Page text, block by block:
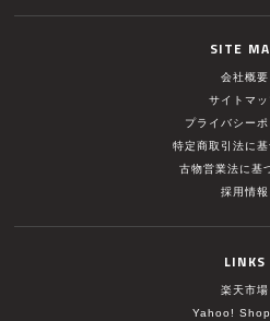
SITE
会社概要
サイトマ
プライバシーポ
特定商取引法に
古物営業法に基
採用情報
LINKS
楽天市場
Yahoo!